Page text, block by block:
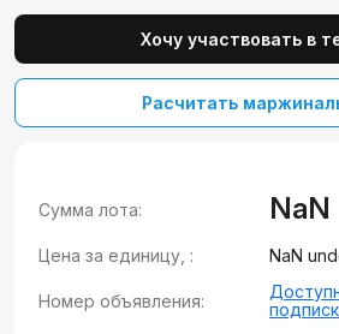
Хочу участвовать в
Расчитать
Сумма лота: NaN
Цена за единицу, : NaN
Номер объявления: